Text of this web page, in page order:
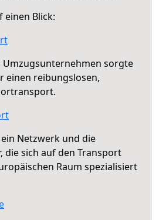
einen Blick:
Umzugsunternehmen sorgte
einen reibungslosen,
Netzwerk und die
die sich auf den Transport
Raum spezialisiert